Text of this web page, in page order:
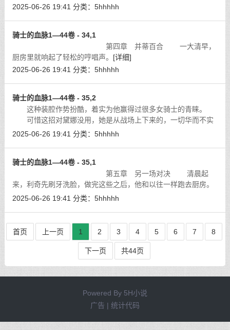
2025-06-26 19:41 分类： 5hhhhh
骑士的血脉1—44卷 - 34,1
第四章 并蒂百合 一大清早，
厨房里就响起了轻松的哼唱声。 [详细]
2025-06-26 19:41 分类： 5hhhhh
骑士的血脉1—44卷 - 35,2
这种装腔作势扮酷，着实为他赢得过很多女骑士的青睐。
可惜这招对黛娜没用，她是从战场上下来的，一切华而不实
的东西都会被她自动过滤。[详细]
2025-06-26 19:41 分类： 5hhhhh
骑士的血脉1—44卷 - 35,1
第五章 另一场对决 清晨起
来，利奇先刷牙洗脸，做完这些之后，他和以往一样跑去厨房。
[详细]
2025-06-26 19:41 分类： 5hhhhh
首页 上一页 1 2 3 4 5 6 7 8
下一页 共44页
Powered By 5H小说
广告 | 统计代码